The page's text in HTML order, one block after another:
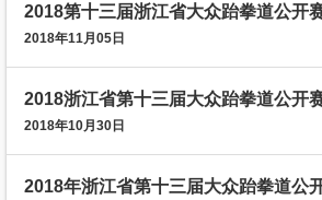
2018第十三届浙江省大众跆拳道公开
2018年11月05日
2018年10月30日